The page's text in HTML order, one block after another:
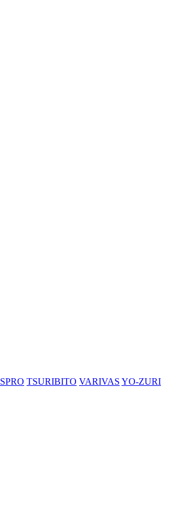
SPRO TSURIBITO VARIVAS YO-ZURI